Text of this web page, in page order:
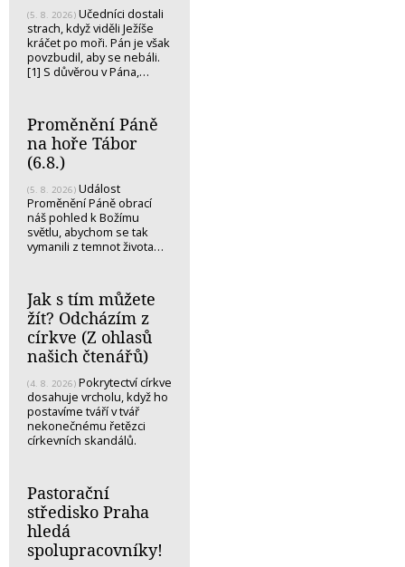
(5. 8. 2026) Učedníci dostali
strach, když viděli Ježíše
kráčet po moři. Pán je však
povzbudil, aby se nebáli.
[1] S důvěrou v Pána,…
Proměnění Páně
na hoře Tábor
(6.8.)
(5. 8. 2026) Událost
Proměnění Páně obrací
náš pohled k Božímu
světlu, abychom se tak
vymanili z temnot života…
Jak s tím můžete
žít? Odcházím z
církve (Z ohlasů
našich čtenářů)
(4. 8. 2026) Pokrytectví církve
dosahuje vrcholu, když ho
postavíme tváří v tvář
nekonečnému řetězci
církevních skandálů.
Pastorační
středisko Praha
hledá
spolupracovníky!